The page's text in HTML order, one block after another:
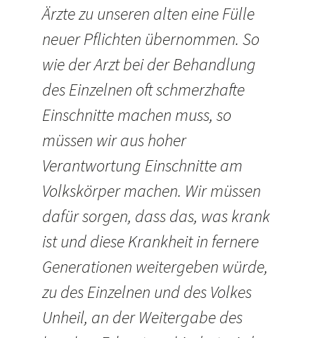
Ärzte zu unseren alten eine Fülle
neuer Pflichten übernommen. So
wie der Arzt bei der Behandlung
des Einzelnen oft schmerzhafte
Einschnitte machen muss, so
müssen wir aus hoher
Verantwortung Einschnitte am
Volkskörper machen. Wir müssen
dafür sorgen, dass das, was krank
ist und diese Krankheit in fernere
Generationen weitergeben würde,
zu des Einzelnen und des Volkes
Unheil, an der Weitergabe des